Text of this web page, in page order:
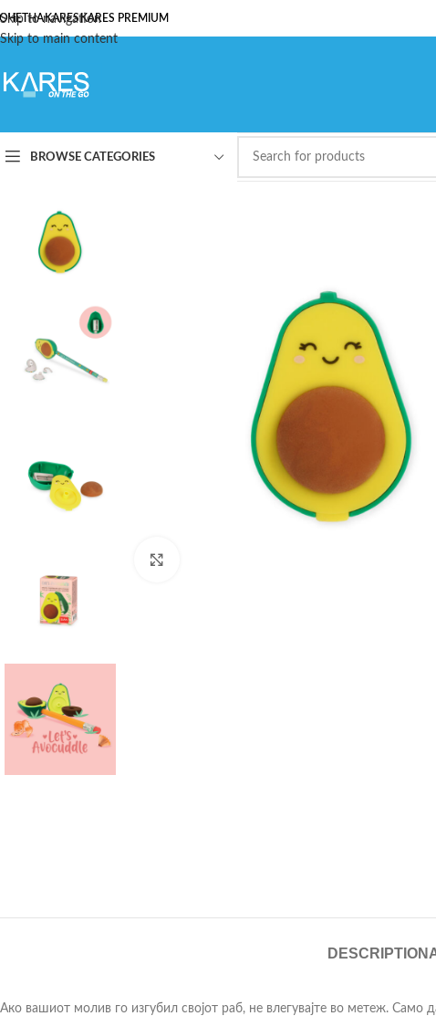
Skip to navigation
Skip to main content
KARESKARES PREMIUM
BROWSE CATEGORIES
DESCRIPTION
Ако вашиот молив го изгубил својот раб, не влегувајте во метеж. Само